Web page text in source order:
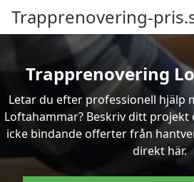
Trapprenovering-
Trapprenovering
Letar du efter professionell hjälp
Loftahammar? Beskriv ditt projekt
icke bindande offerter från
direkt här.